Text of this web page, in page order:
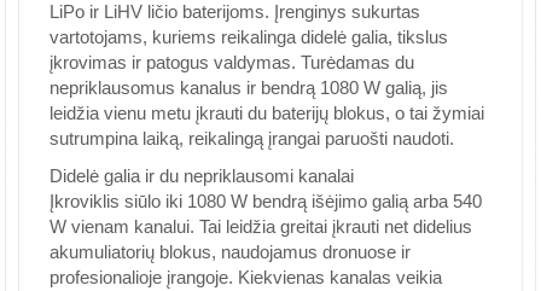
LiPo ir LiHV ličio baterijoms. Įrenginys sukurtas
vartotojams, kuriems reikalinga didelė galia, tikslus
įkrovimas ir patogus valdymas. Turėdamas du
nepriklausomus kanalus ir bendrą 1080 W galią, jis
leidžia vienu metu įkrauti du baterijų blokus, o tai žymiai
sutrumpina laiką, reikalingą įrangai paruošti naudoti.
Didelė galia ir du nepriklausomi kanalai
Įkroviklis siūlo iki 1080 W bendrą išėjimo galią arba 540
W vienam kanalui. Tai leidžia greitai įkrauti net didelius
akumuliatorių blokus, naudojamus dronuose ir
profesionalioje įrangoje. Kiekvienas kanalas veikia